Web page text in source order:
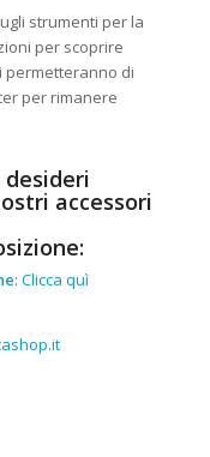
strumenti per la
per scoprire
permetteranno di
per rimanere
desideri
accessori
: Clicca quì